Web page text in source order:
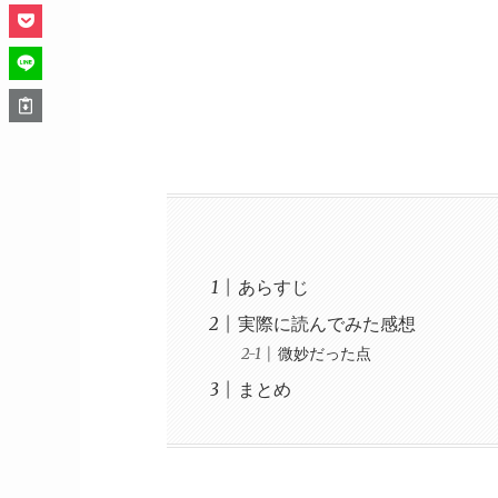
あらすじ
実際に読んでみた感想
微妙だった点
まとめ